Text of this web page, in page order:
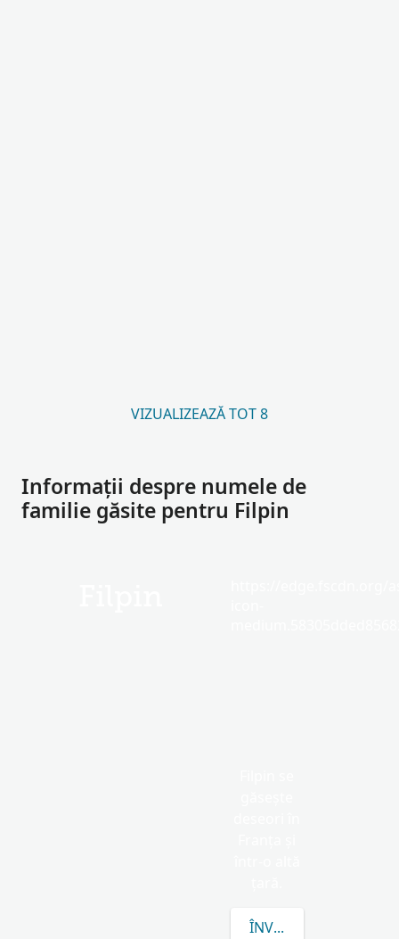
VIZUALIZEAZĂ TOT 8
Informații despre numele de
familie găsite pentru Filpin
ÎNVAȚĂ MAI MULTE